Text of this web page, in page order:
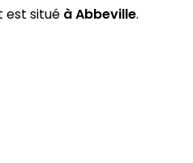
est situé à Abbeville.